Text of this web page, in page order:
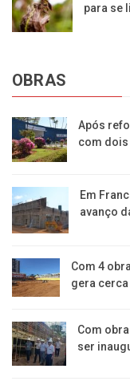
para se
OBRAS
Após
com
Em
avanço
Com 4
gera
Com
ser